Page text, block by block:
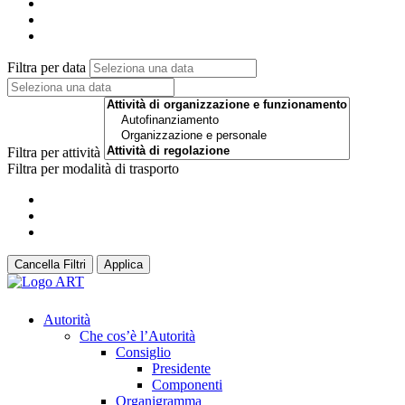
Filtra per data
Filtra per attività
Filtra per modalità di trasporto
Cancella Filtri Applica
Autorità
Che cos’è l’Autorità
Consiglio
Presidente
Componenti
Organigramma